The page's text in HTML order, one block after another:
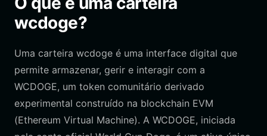
wcdoge?
Uma carteira wcdoge é uma interface digital que
permite armazenar, gerir e interagir com a
WCDOGE, um token comunitário derivado
experimental construído na blockchain EVM
(Ethereum Virtual Machine). A WCDOGE, iniciada